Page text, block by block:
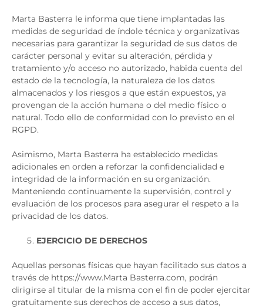
Marta Basterra le informa que tiene implantadas las
medidas de seguridad de índole técnica y organizativas
necesarias para garantizar la seguridad de sus datos de
carácter personal y evitar su alteración, pérdida y
tratamiento y/o acceso no autorizado, habida cuenta del
estado de la tecnología, la naturaleza de los datos
almacenados y los riesgos a que están expuestos, ya
provengan de la acción humana o del medio físico o
natural. Todo ello de conformidad con lo previsto en el
RGPD.
Asimismo, Marta Basterra ha establecido medidas
adicionales en orden a reforzar la confidencialidad e
integridad de la información en su organización.
Manteniendo continuamente la supervisión, control y
evaluación de los procesos para asegurar el respeto a la
privacidad de los datos.
EJERCICIO DE DERECHOS
Aquellas personas físicas que hayan facilitado sus datos a
través de https://www.Marta Basterra.com, podrán
dirigirse al titular de la misma con el fin de poder ejercitar
gratuitamente sus derechos de acceso a sus datos,